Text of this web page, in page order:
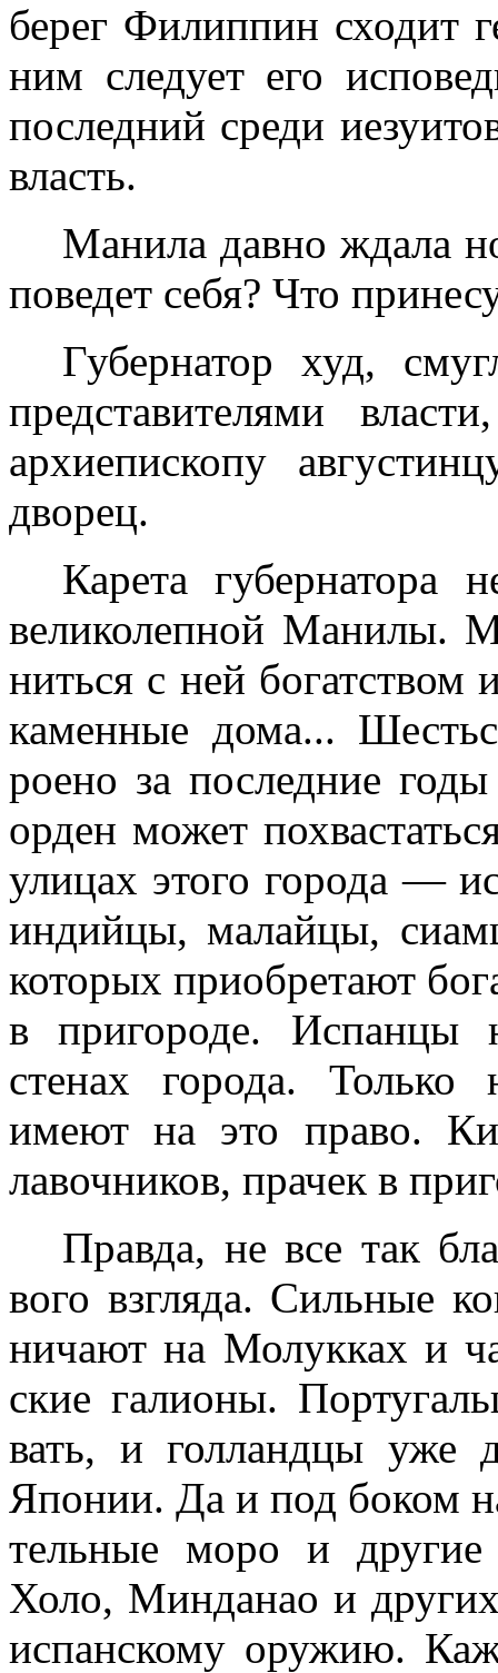
берег Филиппин сходит
ним следует его
последний среди
власть.
Манила давно ждала
поведет себя? Что
Губернатор худ,
представителями
архиепископу
дворец.
Карета губернатора
великолепной Манилы.
ниться с ней
каменные дома...
роено за последние
орден может
улицах этого города —
индийцы, малайцы,
которых приобретают
в пригороде. Испанцы
стенах города. Только
имеют на это право.
лавочников, прачек в
Правда, не все так
вого взгляда. Сильные
ничают на Молукках и
ские галионы.
вать, и голландцы уже
Японии. Да и под боком
тельные моро и
Холо, Минданао и
испанскому оружию.